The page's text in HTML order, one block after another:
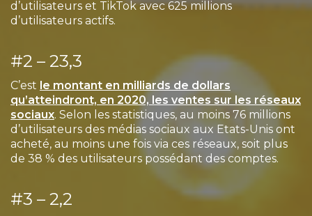
d’utilisateurs et TikTok avec 625 millions
d’utilisateurs actifs.
#2 – 23,3
C’est le montant en milliards de dollars
qu’atteindront, en 2020, les ventes sur les réseaux
sociaux. Selon les statistiques, au moins 76 millions
d’utilisateurs des médias sociaux aux Etats-Unis ont
acheté, au moins une fois via ces réseaux, soit plus
de 38 % des utilisateurs possédant des comptes.
#3 – 2,2